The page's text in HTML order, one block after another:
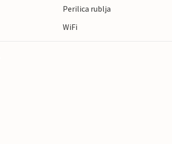
Perilica rublja
WiFi